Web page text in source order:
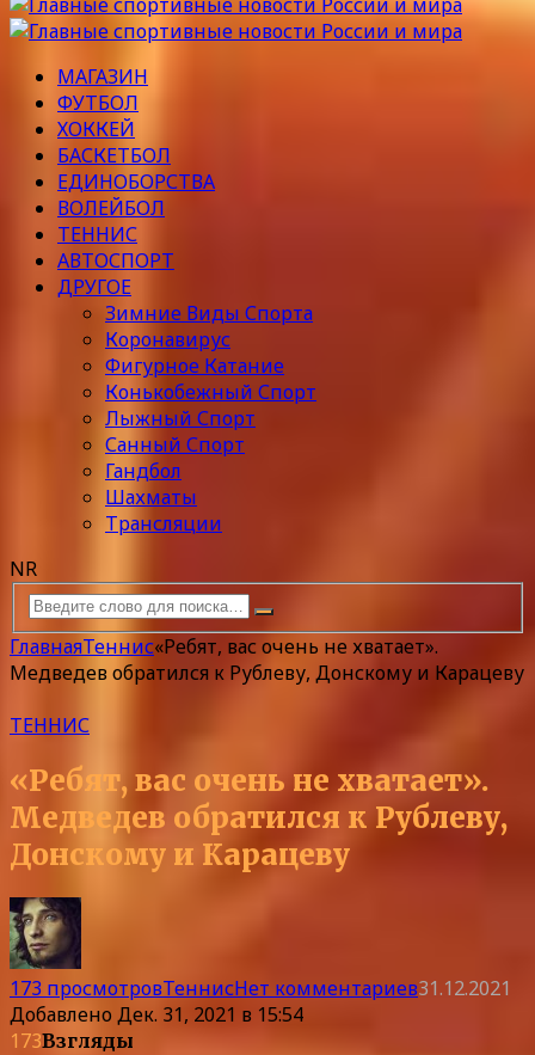
МАГАЗИН
ФУТБОЛ
ХОККЕЙ
БАСКЕТБОЛ
ЕДИНОБОРСТВА
ВОЛЕЙБОЛ
ТЕННИС
АВТОСПОРТ
ДРУГОЕ
Зимние Виды Спорта
Коронавирус
Фигурное Катание
Конькобежный Спорт
Лыжный Спорт
Санный Спорт
Гандбол
Шахматы
Трансляции
NR
ГлавнаяТеннис«Ребят, вас очень не хватает».
Медведев обратился к Рублеву, Донскому и Карацеву
ТЕННИС
«Ребят, вас очень не хватает».
Медведев обратился к Рублеву,
Донскому и Карацеву
173 просмотровТеннисНет комментариев31.12.2021
Добавлено Дек. 31, 2021 в 15:54
173Взгляды